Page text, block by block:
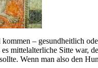
– gesundheitlich
es mittelalterliche Sitte war,
Wenn man also den